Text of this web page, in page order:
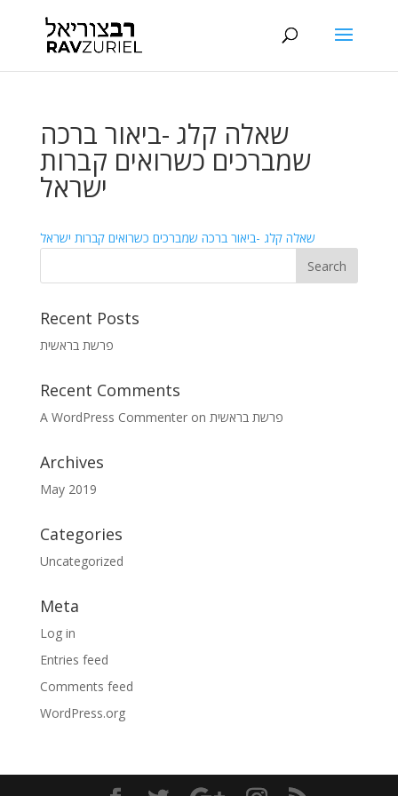
שאלה קלג -ביאור ברכה
שמברכים כשרואים קברות
ישראל
שאלה קלג -ביאור ברכה שמברכים כשרואים קברות ישראל
Recent Posts
פרשת בראשית
Recent Comments
A WordPress Commenteron פרשת בראשית
Archives
May 2019
Categories
Uncategorized
Meta
Log in
Entries feed
Comments feed
WordPress.org